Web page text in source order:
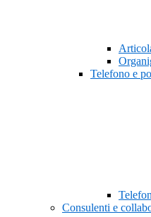
Telefono e
Consulenti e